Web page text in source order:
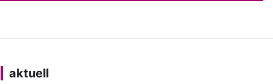
aktuell